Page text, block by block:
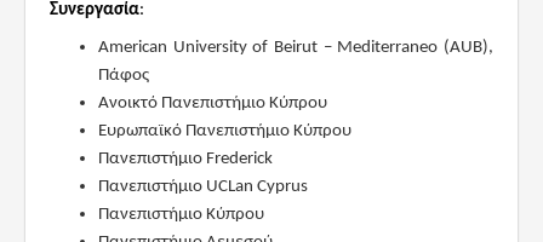
Συνεργασία:
American University of Beirut – Mediterraneo (AUB),
Πάφος
Ανοικτό Πανεπιστήμιο Κύπρου
Ευρωπαϊκό Πανεπιστήμιο Κύπρου
Πανεπιστήμιο Frederick
Πανεπιστήμιο UCLan Cyprus
Πανεπιστήμιο Κύπρου